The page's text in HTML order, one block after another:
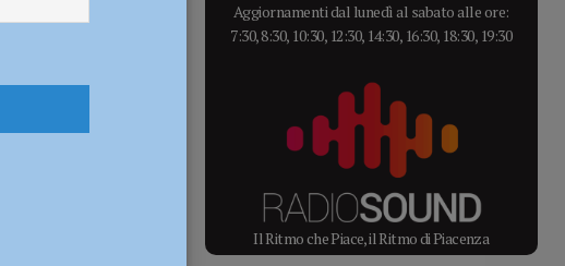
Aggiornamenti dal lunedì al sabato alle ore:
7:30, 8:30, 10:30, 12:30, 14:30, 16:30, 18:30, 19:30
Il Ritmo che Piace, il Ritmo di Piacenza